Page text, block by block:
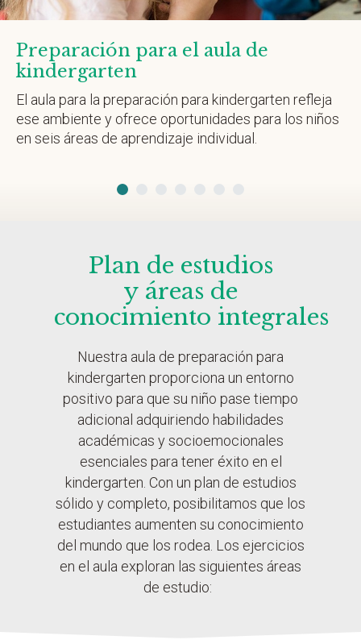
Preparación para el aula de
kindergarten
El aula para la preparación para kindergarten refleja
ese ambiente y ofrece oportunidades para los niños
en seis áreas de aprendizaje individual.
Plan de estudios
y áreas de
conocimiento integrales
Nuestra aula de preparación para
kindergarten proporciona un entorno
positivo para que su niño pase tiempo
adicional adquiriendo habilidades
académicas y socioemocionales
esenciales para tener éxito en el
kindergarten. Con un plan de estudios
sólido y completo, posibilitamos que los
estudiantes aumenten su conocimiento
del mundo que los rodea. Los ejercicios
en el aula exploran las siguientes áreas
de estudio: